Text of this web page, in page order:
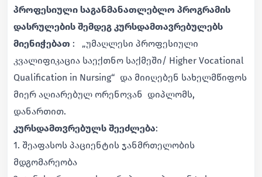
პროფესიული საგანმანათლებლო პროგრამის
დასრულების შემდეგ კურსდამთავრებულებს
მიენიჭებათ : „უმაღლესი პროფესიული
კვალიფიკაცია საექთნო საქმეში/ Higher Vocational
Qualification in Nursing“ და მიიღებენ სახელმწიფოს
მიერ აღიარებულ ორენოვან დიპლომს,
დანართით.
კურსდამთვრებულს შეეძლება:
1. შეაფასოს პაციენტის ჯანმრთელობის
მდგომარეობა